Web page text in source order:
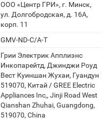
ООО «Центр ГРИ», г. Минск,
ул. Долгобродская, д. 16А,
корп. 11
GMV-ND-C/A-T
Грии Электрик Апплиэнс
Инкопарейтд, Джинджи Роуд
Вест Куиншан Жухаи, Гуандун
519070, Китай / GREE Electric
Appliances Inc,, Jinji Road West
Qianshan Zhuhai, Guangdong,
519070, China